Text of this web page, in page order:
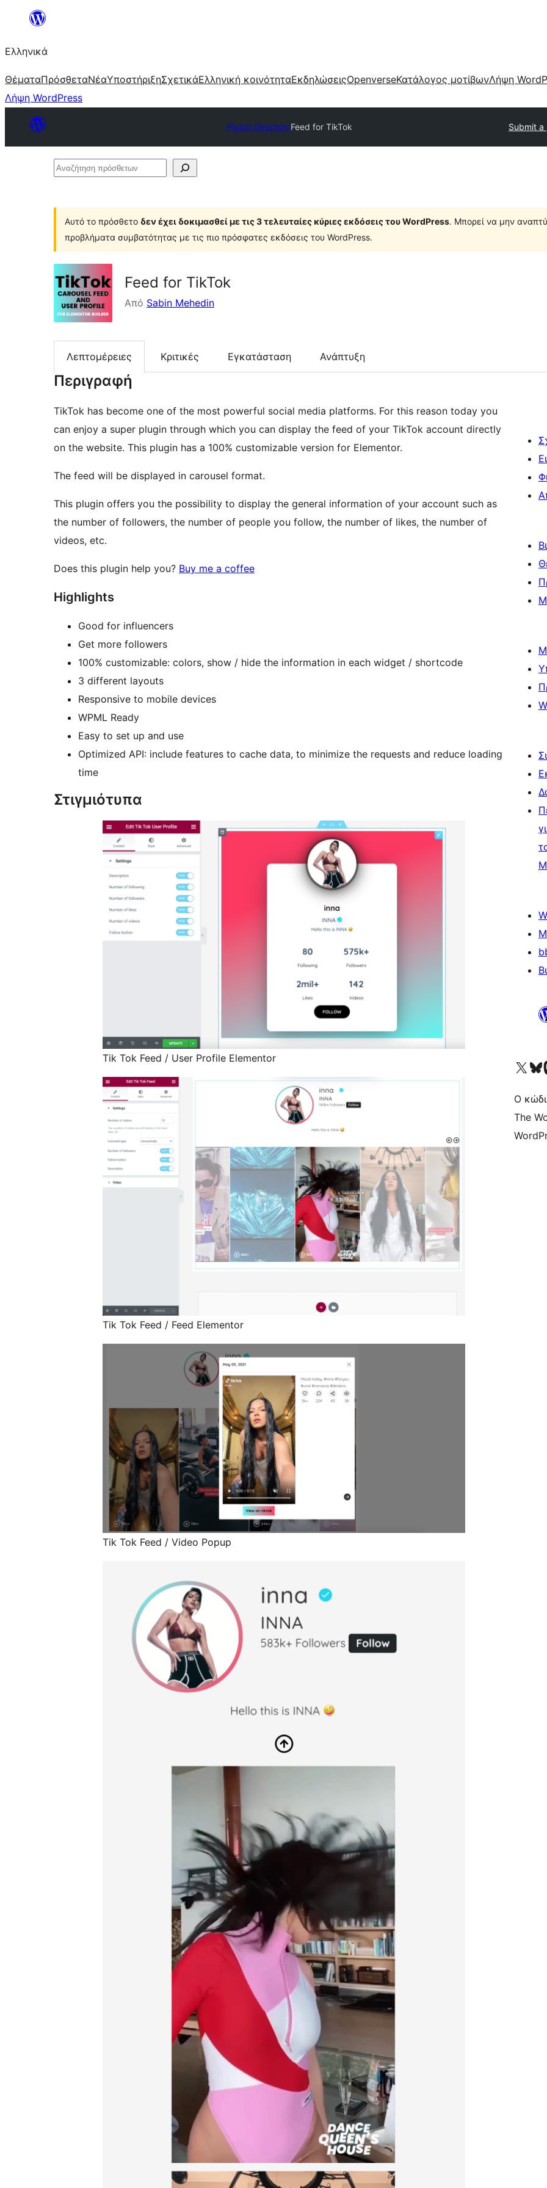
Μετάβαση
περιεχόμενο
Ελληνικά
ΘέματαΠρόσθεταΝέαΥποστήριξηΣχετικάΕλληνική κοινότηταΕκδηλώσειςOpenverseΚατάλογος μοτίβωνΛήψη
Λήψη WordPress
Plugin DirectoryFeed for TikTok Submit a
Αναζήτηση
Αυτό το πρόσθετο δεν έχει δοκιμασθεί με τις 3 τελευταίες κύριες εκδόσεις του WordPress. Μπορεί να μην
προβλήματα συμβατότητας με τις πιο πρόσφατες εκδόσεις του WordPress.
Feed for TikTok
Από Sabin Mehedin
Λεπτομέρειες Κριτικές Εγκατάσταση Ανάπτυξη
Περιγραφή
TikTok has become one of the most powerful social media platforms. For this reason today you
can enjoy a super plugin through which you can display the feed of your TikTok account directly
on the website. This plugin has a 100% customizable version for Elementor.
The feed will be displayed in carousel format.
This plugin offers you the possibility to display the general information of your account such as
the number of followers, the number of people you follow, the number of likes, the number of
videos, etc.
Does this plugin help you? Buy me a coffee
Highlights
Good for influencers
Get more followers
100% customizable: colors, show / hide the information in each widget / shortcode
3 different layouts
Responsive to mobile devices
WPML Ready
Easy to set up and use
Optimized API: include features to cache data, to minimize the requests and reduce loading
time
Στιγμιότυπα
Tik Tok Feed / User Profile Elementor
Tik Tok Feed / Feed Elementor
Tik Tok Feed / Video Popup
Visit our XVisit
Ο
The